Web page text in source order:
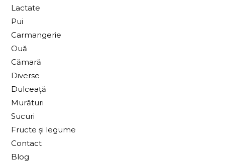
Lactate
Pui
Carmangerie
Ouă
Cămară
Diverse
Dulceață
Murături
Sucuri
Fructe și legume
Contact
Blog